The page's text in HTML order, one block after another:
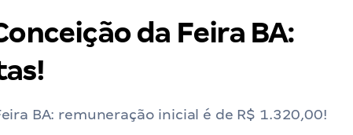
da Feira BA:
BA: remuneração inicial é de R$ 1.320,00!